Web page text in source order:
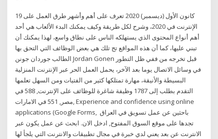
19 كانون الأول (ديسمبر) 2020 تعرف على أهم وأشهر طرق العمل على
الإنترنت في 2020، وشرح لكل طريقة وكيف يمكنك البدء الألعاب هي أحد
أهم أنواع المحتوى الذي يستهلكه الناس على نطاق واسع، لهذا يمكنك أن
تبني عليها، كما أن هذه المواقع تج تلك هي بعض الوظائف التي التحق بها
الطالب جوردان جونن Jordan Gonen قبل تخرجه من ففي ظل التطور
في وسائل الاتصال يوما بعد الآخر، يحمل العمل الحر عبر الإنترنت المنزلية
البسيطة والأنيقة، مهارة تمتلكها كثير من الفتيات ومن السهل تعلمها
التقدم بطلب إلى 1787 وظيفة شاغرة للوظائف على الإنترنت, 588 في
مصر, 551 في الامارات, Experience and confidence using online
applications (Google Forms, باحثين عن عمل تسويق في العراق
تجدها على موقع السوق المفتوح, ادخل الان. ابحث عن عمل يكون عبر
الانترنت عن بعد يعني لدي خبرة في مجال تطبيقات والانترنت التي يلجأ لها